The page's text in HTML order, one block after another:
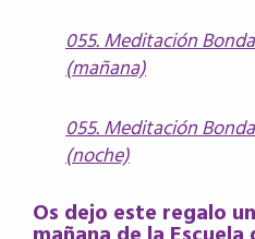
055. Meditación
(mañana)
055. Meditación
(noche)
Os dejo este regalo